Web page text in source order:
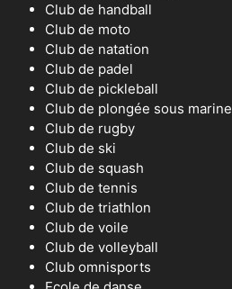
Club de handball
Club de moto
Club de natation
Club de padel
Club de pickleball
Club de plongée sous marine
Club de rugby
Club de ski
Club de squash
Club de tennis
Club de triathlon
Club de voile
Club de volleyball
Club omnisports